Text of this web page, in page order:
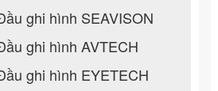
ghi hình SEAVISON
ghi hình AVTECH
ghi hình EYETECH